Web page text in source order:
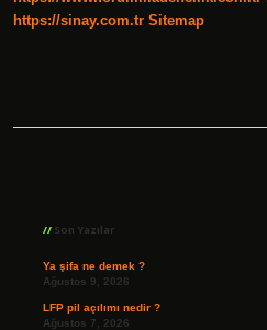
https://sinay.com.tr Sitemap
Son Yazılar
Ya şifa ne demek ?
Ağustos 9, 2026
LFP pil açılımı nedir ?
Ağustos 7, 2026